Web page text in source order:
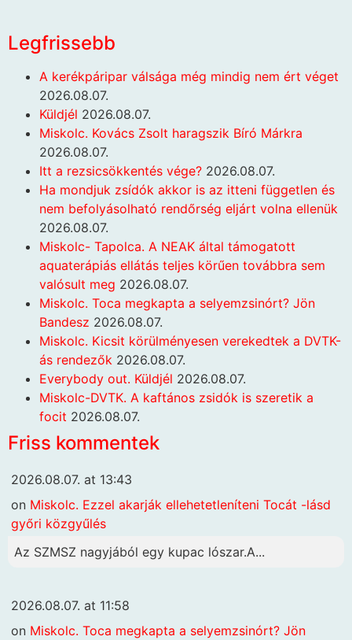
Legfrissebb
A kerékpáripar válsága még mindig nem ért véget
2026.08.07.
Küldjél 2026.08.07.
Miskolc. Kovács Zsolt haragszik Bíró Márkra
2026.08.07.
Itt a rezsicsökkentés vége? 2026.08.07.
Ha mondjuk zsídók akkor is az itteni független és
nem befolyásolható rendőrség eljárt volna ellenük
2026.08.07.
Miskolc- Tapolca. A NEAK által támogatott
aquaterápiás ellátás teljes körűen továbbra sem
valósult meg 2026.08.07.
Miskolc. Toca megkapta a selyemzsinórt? Jön
Bandesz 2026.08.07.
Miskolc. Kicsit körülményesen verekedtek a DVTK-
ás rendezők 2026.08.07.
Everybody out. Küldjél 2026.08.07.
Miskolc-DVTK. A kaftános zsidók is szeretik a
focit 2026.08.07.
Friss kommentek
2026.08.07. at 13:43
on Miskolc. Ezzel akarják ellehetetleníteni Tocát -lásd
győri közgyűlés
Az SZMSZ nagyjából egy kupac lószar.A...
2026.08.07. at 11:58
on Miskolc. Toca megkapta a selyemzsinórt? Jön